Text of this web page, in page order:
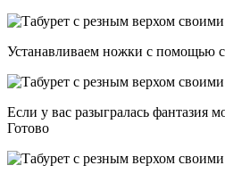
Устанавливаем ножки с помощью
Если у вас разыгралась фантазия
Готово